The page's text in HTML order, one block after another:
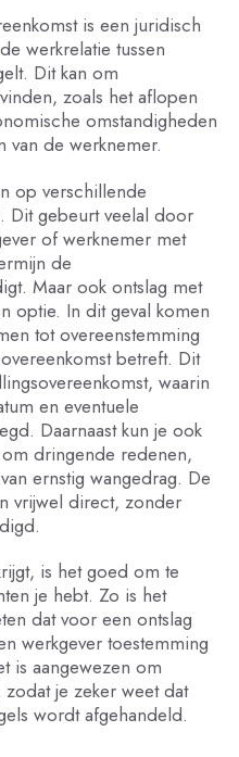
is een juridisch
werkrelatie tussen
Dit kan om
zoals het aflopen
omstandigheden
de werknemer.
op verschillende
Dit gebeurt veelal door
of werknemer met
de
Maar ook ontslag met
optie. In dit geval komen
tot overeenstemming
betreft. Dit
waarin
en eventuele
Daarnaast kun je ook
dringende redenen,
ernstig wangedrag. De
vrijwel direct, zonder
is het goed om te
je hebt. Zo is het
dat voor een ontslag
werkgever toestemming
is aangewezen om
je zeker weet dat
wordt afgehandeld.